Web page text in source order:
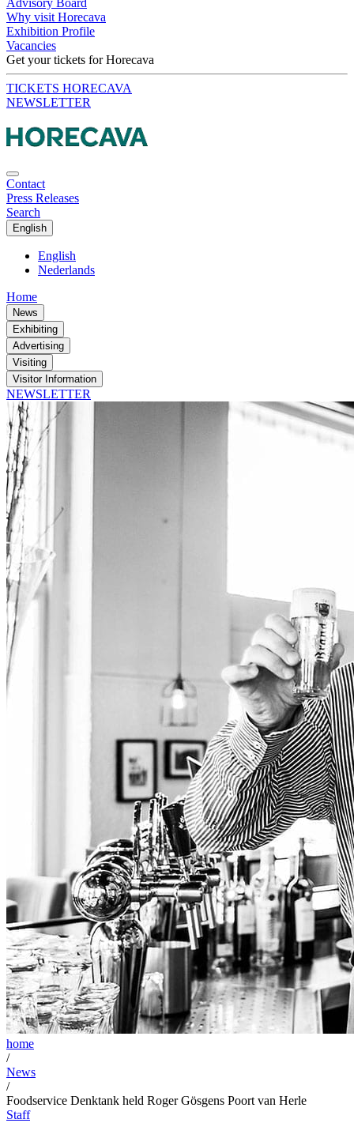
Advisory Board
Why visit Horecava
Exhibition Profile
Vacancies
Get your tickets for Horecava
TICKETS HORECAVA
NEWSLETTER
Contact
Press Releases
Search
English
English
Nederlands
Home
News
Exhibiting
Advertising
Visiting
Visitor Information
NEWSLETTER
home
/
News
/
Foodservice Denktank held Roger Gösgens Poort van Herle
Staff